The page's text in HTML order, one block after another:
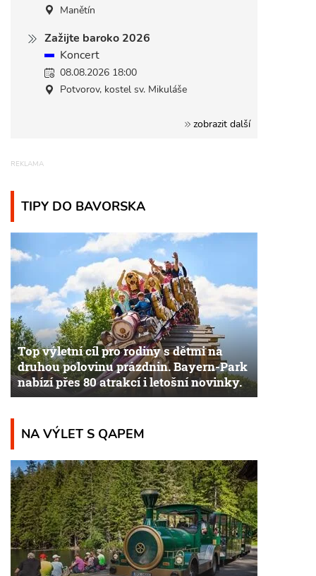
Manětín
Zažijte baroko 2026
Koncert
08.08.2026 18:00
Potvorov, kostel sv. Mikuláše
zobrazit další
TIPY DO BAVORSKA
Top výletní cíl pro rodiny s dětmi na
druhou polovinu prázdnin. Bayern-Park
nabízí přes 80 atrakcí i letošní novinky.
NA VÝLET S QAPEM